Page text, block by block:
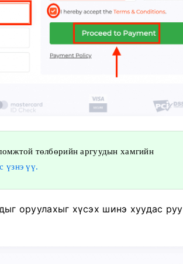
төлбөрийн аргуудын хамгийн
үзнэ үү.
оруулахыг хүсэх шинэ хуудас руу